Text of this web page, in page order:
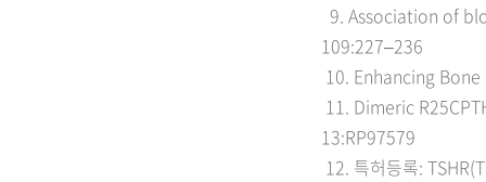
9. Association of
109:227–236
10. Enhancing
11. Dimeric
13:RP97579
12. 특허등록: